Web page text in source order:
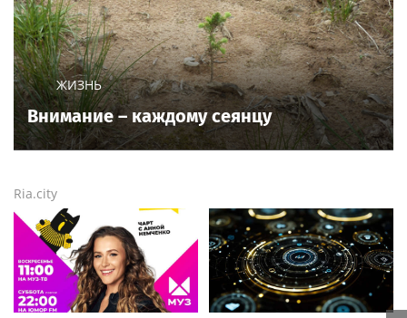
ЖИЗНЬ
Внимание – каждому сеянцу
Ria.city